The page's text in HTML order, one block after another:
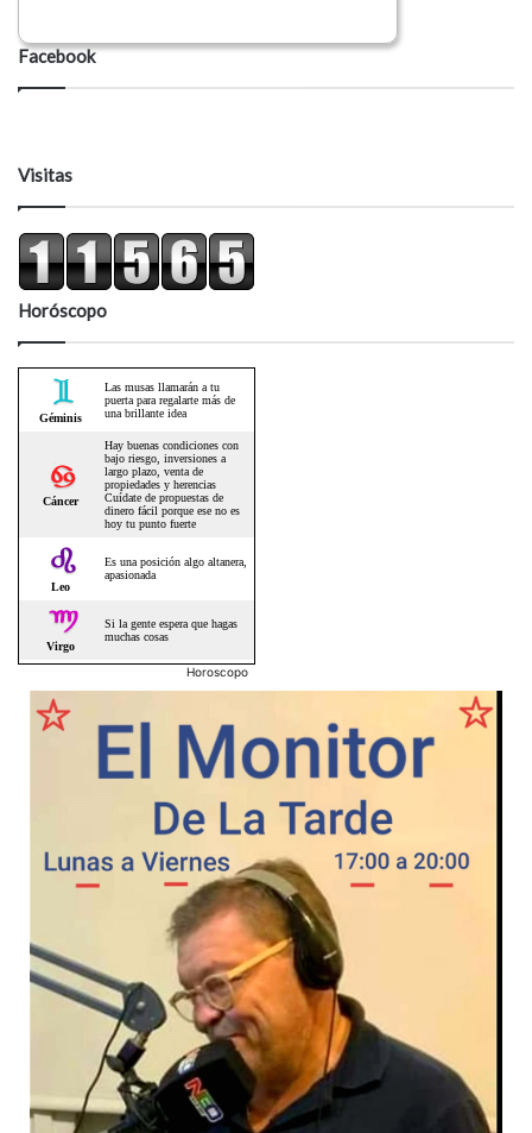
Facebook
Visitas
Horóscopo
Horoscopo